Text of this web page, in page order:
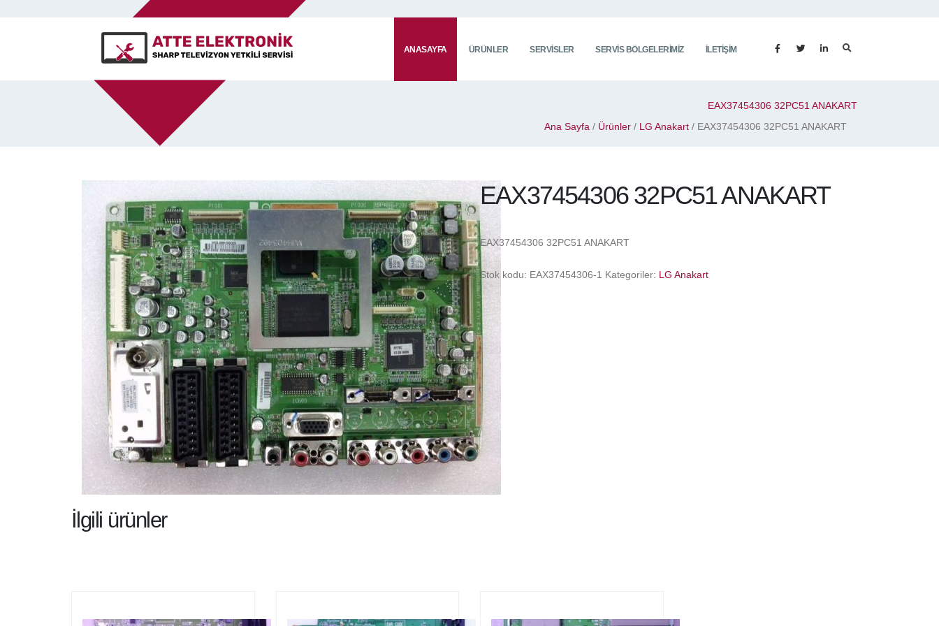
ANASAYFA ÜRÜNLER SERVISLER SERVIS BÖLGELERIMIZ İLETIŞIM
EAX37454306 32PC51 ANAKART
Ana Sayfa / Ürünler / LG Anakart / EAX37454306 32PC51 ANAKART
EAX37454306 32PC51 ANAKART
EAX37454306 32PC51 ANAKART
Stok kodu: EAX37454306-1 Kategoriler: LG Anakart
İlgili ürünler